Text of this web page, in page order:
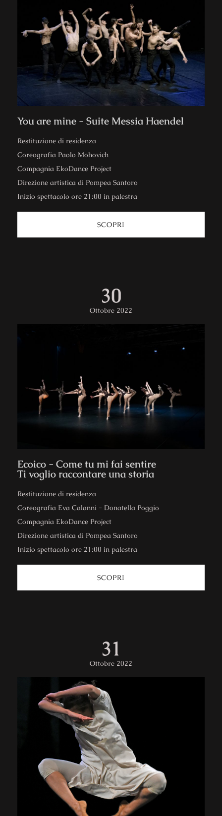
You are mine - Suite Messia Haendel
Restituzione di residenza
Coreografia Paolo Mohovich
Compagnia EkoDance Project
Direzione artistica di Pompea Santoro
Inizio spettacolo ore 21:00 in palestra
SCOPRI
30
Ottobre 2022
Ecoico - Come tu mi fai sentire
Ti voglio raccontare una storia
Restituzione di residenza​
Coreografia Eva Calanni - Donatella Poggio
Compagnia EkoDance Project
Direzione artistica di Pompea Santoro
Inizio spettacolo ore 21:00 in palestra
SCOPRI
31
Ottobre 2022